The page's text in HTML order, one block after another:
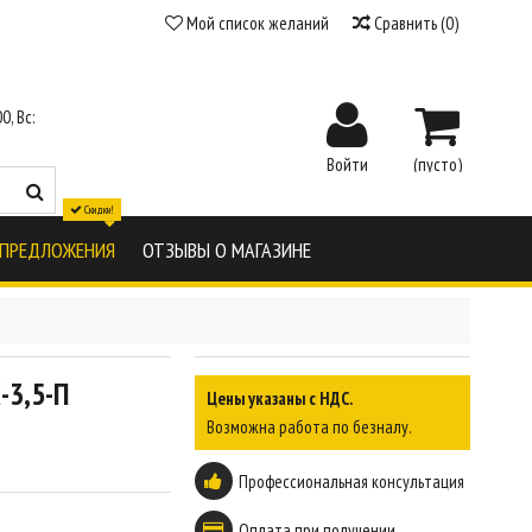
Сравнить(0)
Мой список желаний
Вс:
(пусто)
Войти
Скидки!
ОТЗЫВЫ О МАГАЗИНЕ
3,5-П
Цены указаны с НДС.
Возможна работа по безналу.
Профессиональная консультация